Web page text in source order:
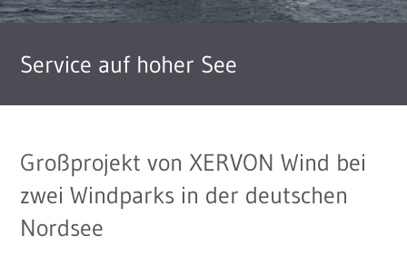
Service auf hoher See
Großprojekt von XERVON Wind bei
zwei Windparks in der deutschen
Nordsee